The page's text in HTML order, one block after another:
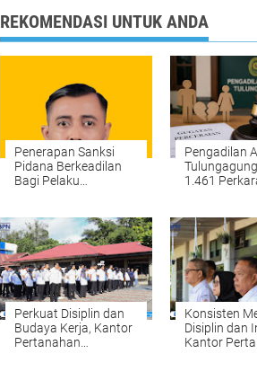
REKOMENDASI UNTUK ANDA
Penerapan Sanksi
Pidana Berkeadilan
Bagi Pelaku
Kampar
Pengadilan
1.461
Ekonomi
Jadi Alasan
Perkuat Disiplin dan
Budaya Kerja, Kantor
Pertanahan
Konsisten
Disiplin dan
Kantor